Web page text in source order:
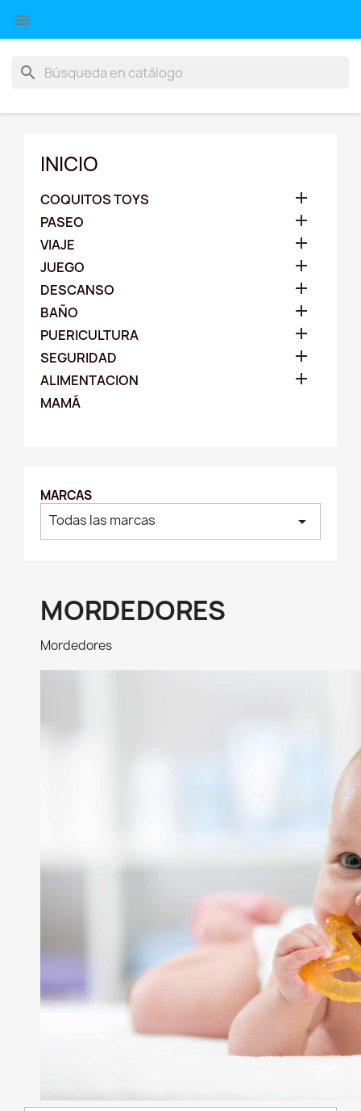

search
INICIO
COQUITOS TOYS 
PASEO 
VIAJE 
JUEGO 
DESCANSO 
BAÑO 
PUERICULTURA 
SEGURIDAD 
ALIMENTACION 
MAMÁ
MARCAS
Todas las marcas arrow_drop_down
MORDEDORES
Mordedores